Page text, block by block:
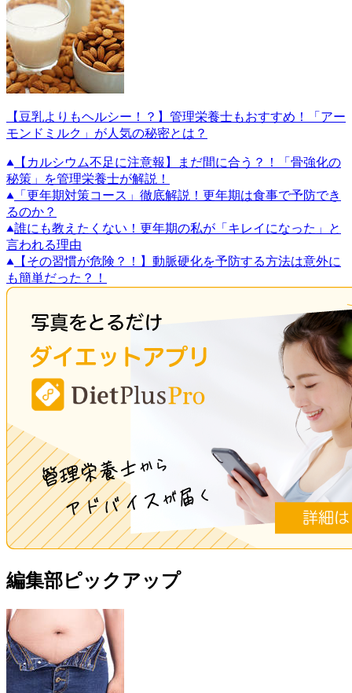
【豆乳よりもヘルシー！？】管理栄養士もおすすめ！「アー
モンドミルク」が人気の秘密とは？
【カルシウム不足に注意報】まだ間に合う？！「骨強化の
秘策」を管理栄養士が解説！
「更年期対策コース」徹底解説！更年期は食事で予防でき
るのか？
誰にも教えたくない！更年期の私が「キレイになった」と
言われる理由
【その習慣が危険？！】動脈硬化を予防する方法は意外に
も簡単だった？！
編集部ピックアップ